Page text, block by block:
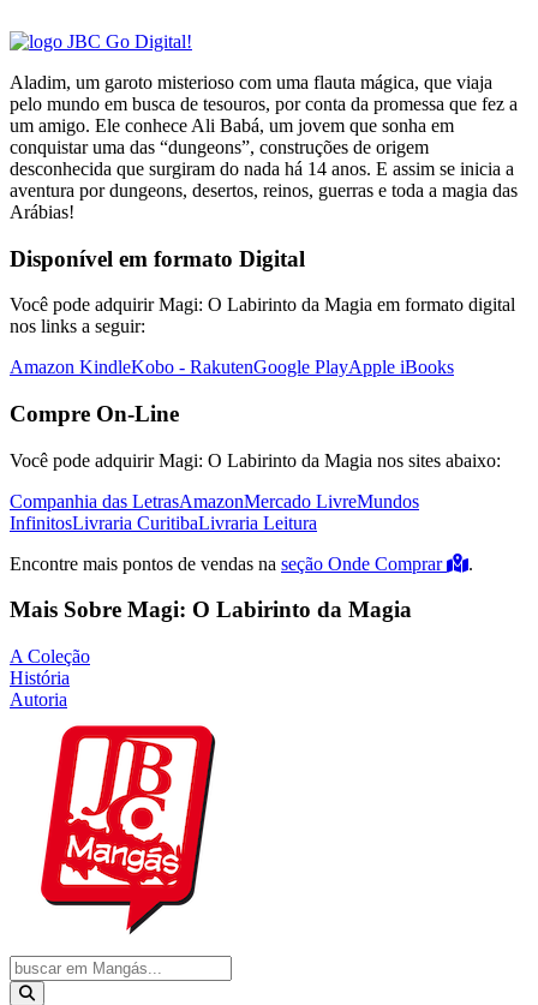
Aladim, um garoto misterioso com uma flauta mágica, que viaja
pelo mundo em busca de tesouros, por conta da promessa que fez a
um amigo. Ele conhece Ali Babá, um jovem que sonha em
conquistar uma das “dungeons”, construções de origem
desconhecida que surgiram do nada há 14 anos. E assim se inicia a
aventura por dungeons, desertos, reinos, guerras e toda a magia das
Arábias!
Disponível em formato Digital
Você pode adquirir Magi: O Labirinto da Magia em formato digital
nos links a seguir:
Amazon KindleKobo - RakutenGoogle PlayApple iBooks
Compre On-Line
Você pode adquirir Magi: O Labirinto da Magia nos sites abaixo:
Companhia das LetrasAmazonMercado LivreMundos
InfinitosLivraria CuritibaLivraria Leitura
Encontre mais pontos de vendas na seção Onde Comprar .
Mais Sobre Magi: O Labirinto da Magia
A Coleção
História
Autoria